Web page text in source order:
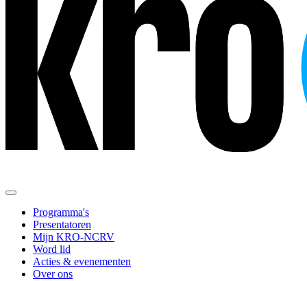
Programma's
Presentatoren
Mijn KRO-NCRV
Word lid
Acties & evenementen
Over ons